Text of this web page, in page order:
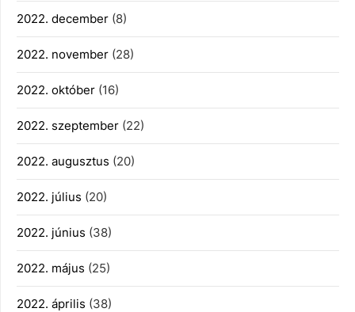
2022. december (8)
2022. november (28)
2022. október (16)
2022. szeptember (22)
2022. augusztus (20)
2022. július (20)
2022. június (38)
2022. május (25)
2022. április (38)